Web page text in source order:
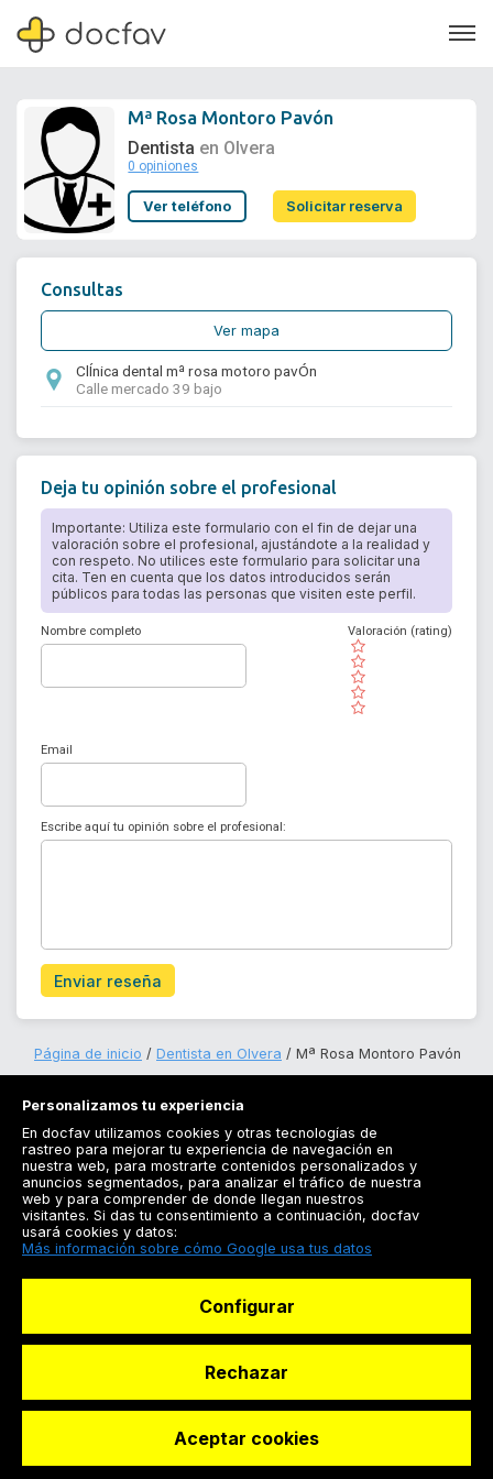
Soporte
Mª Rosa Montoro Pavón
Dentista en Olvera
0 opiniones
Ver teléfono Solicitar reserva
Solicitar reserva
Consultas
Ver mapa
ClÍnica dental mª rosa motoro pavÓn
Calle mercado 39 bajo
Deja tu opinión sobre el profesional
Importante: Utiliza este formulario con el fin de dejar una
valoración sobre el profesional, ajustándote a la realidad y
con respeto. No utilices este formulario para solicitar una
cita. Ten en cuenta que los datos introducidos serán
públicos para todas las personas que visiten este perfil.
Nombre completo
( )
( )
( )
( )
( )
Valoración (rating)
Email
Escribe aquí tu opinión sobre el profesional:
Enviar reseña
Página de inicio Dentista en Olvera Mª Rosa Montoro Pavón
Registrarse
Docfav
© Dashboard Technologies S.L
Personalizamos tu experiencia
En docfav utilizamos cookies y otras tecnologías de
rastreo para mejorar tu experiencia de navegación en
nuestra web, para mostrarte contenidos personalizados y
anuncios segmentados, para analizar el tráfico de nuestra
web y para comprender de donde llegan nuestros
visitantes. Si das tu consentimiento a continuación, docfav
usará cookies y datos:
Más información sobre cómo Google usa tus datos
Configurar
Rechazar
Aceptar cookies